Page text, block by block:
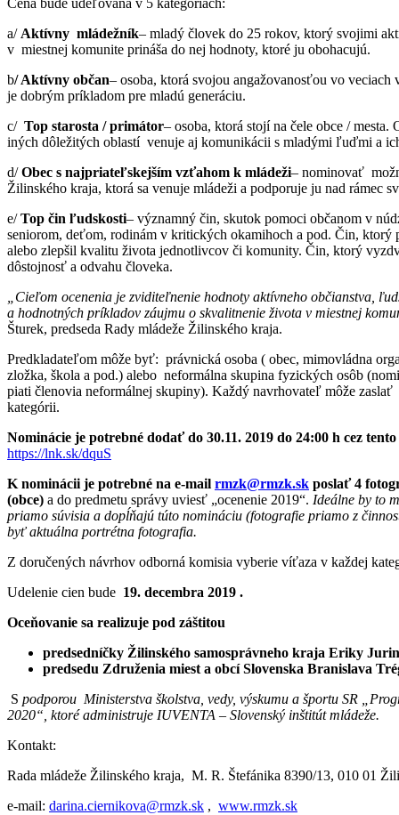
Cena bude udeľovaná v 5 kategóriách:
a/ Aktívny mládežník– mladý človek do 25 rokov, ktorý svojimi
v miestnej komunite prináša do nej hodnoty, ktoré ju obohacujú.
b/ Aktívny občan– osoba, ktorá svojou angažovanosťou vo veciach
je dobrým príkladom pre mladú generáciu.
c/ Top starosta / primátor– osoba, ktorá stojí na čele obce / mesta.
iných dôležitých oblastí venuje aj komunikácii s mladými ľuďmi a
d/Obec s najpriateľskejším vzťahom k mládeži– nominovať
Žilinského kraja, ktorá sa venuje mládeži a podporuje ju nad rámec
e/Top čin ľudskosti– významný čin, skutok pomoci občanom v
seniorom, deťom, rodinám v kritických okamihoch a pod. Čin, ktorý
alebo zlepšil kvalitu života jednotlivcov či komunity. Čin, ktorý
dôstojnosť a odvahu človeka.
„Cieľom ocenenia je zviditeľnenie hodnoty aktívneho občianstva,
a hodnotných príkladov záujmu o skvalitnenie života v miestnej
Šturek, predseda Rady mládeže Žilinského kraja.
Predkladateľom môže byť: právnická osoba ( obec, mimovládna
zložka, škola a pod.) alebo neformálna skupina fyzických osôb
piati členovia neformálnej skupiny). Každý navrhovateľ môže
kategórii.
Nominácie je potrebné dodať do 30.11. 2019 do 24:00 h cez
https://lnk.sk/dquS
K nominácii je potrebné na e-mail rmzk@rmzk.sk poslať 4
(obce) a do predmetu správy uviesť „ocenenie 2019“. Ideálne by to
priamo súvisia a dopĺňajú túto nomináciu (fotografie priamo z
byť aktuálna portrétna fotografia.
Z doručených návrhov odborná komisia vyberie víťaza v každej
Udelenie cien bude 19. decembra 2019 .
Oceňovanie sa realizuje pod záštitou
predsedníčky Žilinského samosprávneho kraja Eriky
predsedu Združenia miest a obcí Slovenska Branislava
S podporou Ministerstva školstva, vedy, výskumu a športu SR
2020“, ktoré administruje IUVENTA – Slovenský inštitút mládeže.
Kontakt:
Rada mládeže Žilinského kraja, M. R. Štefánika 8390/13, 010 01
e-mail: darina.ciernikova@rmzk.sk , www.rmzk.sk